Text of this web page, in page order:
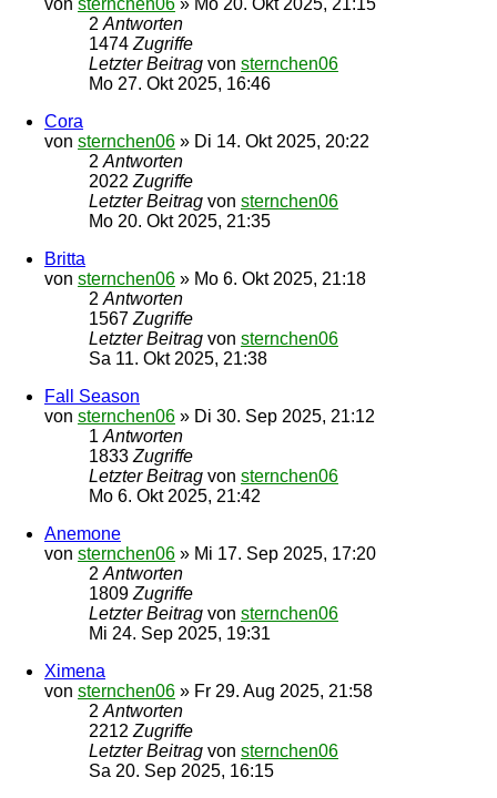
von sternchen06 » Mo 20. Okt 2025, 21:15
2 Antworten
1474 Zugriffe
Letzter Beitrag von sternchen06
Mo 27. Okt 2025, 16:46
Cora
von sternchen06 » Di 14. Okt 2025, 20:22
2 Antworten
2022 Zugriffe
Letzter Beitrag von sternchen06
Mo 20. Okt 2025, 21:35
Britta
von sternchen06 » Mo 6. Okt 2025, 21:18
2 Antworten
1567 Zugriffe
Letzter Beitrag von sternchen06
Sa 11. Okt 2025, 21:38
Fall Season
von sternchen06 » Di 30. Sep 2025, 21:12
1 Antworten
1833 Zugriffe
Letzter Beitrag von sternchen06
Mo 6. Okt 2025, 21:42
Anemone
von sternchen06 » Mi 17. Sep 2025, 17:20
2 Antworten
1809 Zugriffe
Letzter Beitrag von sternchen06
Mi 24. Sep 2025, 19:31
Ximena
von sternchen06 » Fr 29. Aug 2025, 21:58
2 Antworten
2212 Zugriffe
Letzter Beitrag von sternchen06
Sa 20. Sep 2025, 16:15